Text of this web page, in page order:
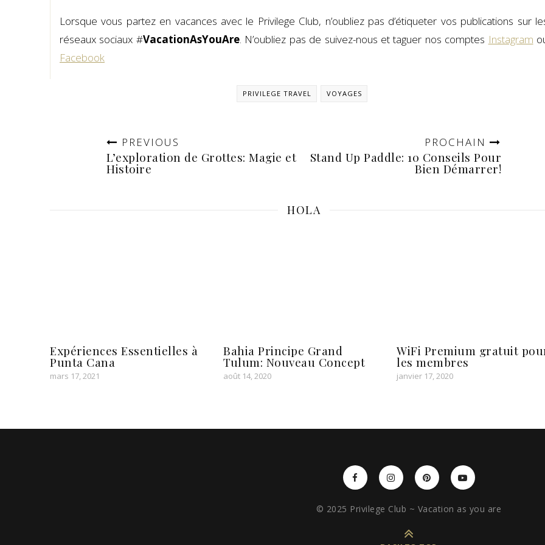
Lorsque vous partez en vacances avec le Privilege Club, n’oubliez pas d’étiqueter vos publications sur
réseaux sociaux #VacationAsYouAre. N’oubliez pas de suivez-nous et taguer nos comptes Instagram
Facebook
PRIVILEGE TRAVEL VOYAGES
PREVIOUS
L’exploration de Grottes: Magie et
Histoire
PROCHAIN
Stand Up Paddle: 10 Conseils Pour
Bien Démarrer!
HOLA
Expériences Essentielles à
Punta Cana
mars 17, 2021
Bahia Principe Grand
Tulum: Nouveau Concept
août 14, 2020
WiFi Premium gratuit
les membres
janvier 17, 2020
© 2025 Privilege Club ~ Vacation as you are